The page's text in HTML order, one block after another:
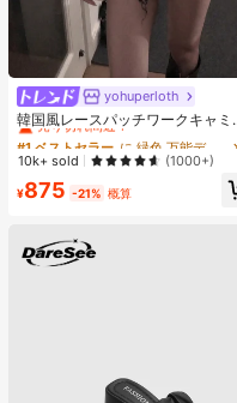
yohuperloth
韓国風レースパッチワークキャミ
ールタンクトップ、Y2Kエステティ
ック、ストリートウェアカジュアル
サマー
#1 ベストセラー
売り切れ間近！
#1 ベストセラー
売り切れ間近！
#1 ベストセラー
売り切れ間近！
#1 ベストセラー
売り切れ間近！
10k+ sold (1000+)
¥875 -21% 概算